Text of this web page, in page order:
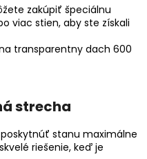
zakúpiť špeciálnu
viac stien, aby ste získali
strecha
stanu maximálne
riešenie, keď je